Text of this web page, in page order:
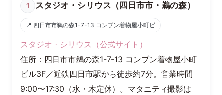
1 スタジオ・シリウス（四日市市・鵜の森）
📍 四日市市鵜の森1-7-13 コンブン着物屋小町ビ
スタジオ・シリウス（公式サイト）
住所：四日市市鵜の森1-7-13 コンブン着物屋小町
ビル3F／近鉄四日市駅から徒歩約7分。営業時間
9:00〜17:30（水・木定休）。マタニティ撮影は